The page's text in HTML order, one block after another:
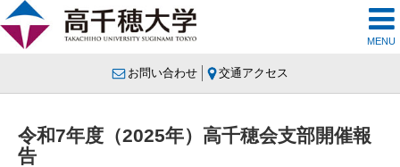
MENU
お問い合わせ 交通アクセス
令和7年度（2025年）高千穂会支部開催報
告